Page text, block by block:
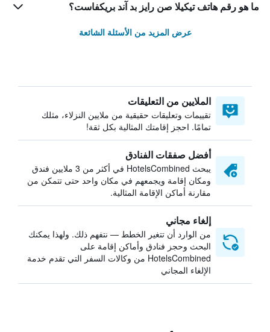
ما هو رقم هاتف تيكيلا صن رايز بد آند بريكفاست؟
عرض المزيد من الأسئلة الشائعة
الملايين من التعليقات
تقييمات وتعليقات حقيقية من ملايين النزلاء، مثلك
تمامًا. احجز إقامتك المثالية بكل ثقة!
أفضل صفقات الفنادق
يبحث HotelsCombined في أكثر من 3 ملايين فندق
ومكان إقامة ويجمعهم في مكان واحد حتى تتمكن من
مقارنة أماكن الإقامة المثالية.
إلغاء مجاني
من الوارد أن تتغير الخطط — نتفهم ذلك. ولهذا يمكنك
البحث وحجز فنادق وأماكن إقامة على
HotelsCombined من وكالات السفر التي تقدم خدمة
الإلغاء المجاني